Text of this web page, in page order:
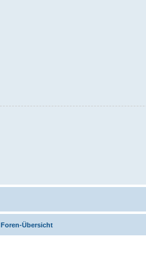
Foren-Übersicht